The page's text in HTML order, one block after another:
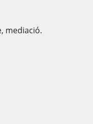
mediació.